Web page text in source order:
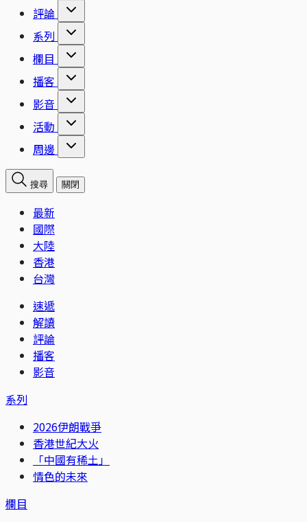
評論
系列
欄目
播客
影音
活動
周邊
搜尋 關閉
最新
國際
大陸
香港
台灣
速遞
解讀
評論
播客
影音
系列
2026伊朗戰爭
香港世紀大火
「中國有稀土」
情色的未來
欄目